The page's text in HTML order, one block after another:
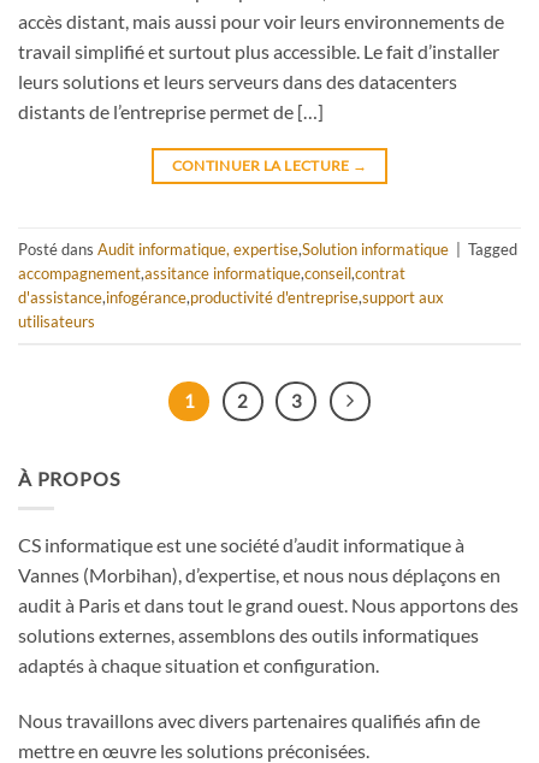
accès distant, mais aussi pour voir leurs environnements de
travail simplifié et surtout plus accessible. Le fait d’installer
leurs solutions et leurs serveurs dans des datacenters
distants de l’entreprise permet de […]
CONTINUER LA LECTURE →
Posté dans Audit informatique, expertise,Solution informatique
Tagged
accompagnement,assitance informatique,conseil,contrat
d'assistance,infogérance,productivité d'entreprise,support aux
utilisateurs
1 2 3
À PROPOS
CS informatique est une société d’audit informatique à
Vannes (Morbihan), d’expertise, et nous nous déplaçons en
audit à Paris et dans tout le grand ouest. Nous apportons des
solutions externes, assemblons des outils informatiques
adaptés à chaque situation et configuration.
Nous travaillons avec divers partenaires qualifiés afin de
mettre en œuvre les solutions préconisées.